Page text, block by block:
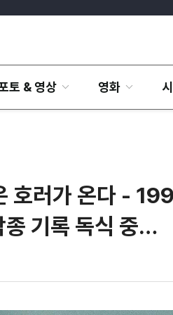
토 & 영상 영화
러가 온다 -
종 기록 독식 중…